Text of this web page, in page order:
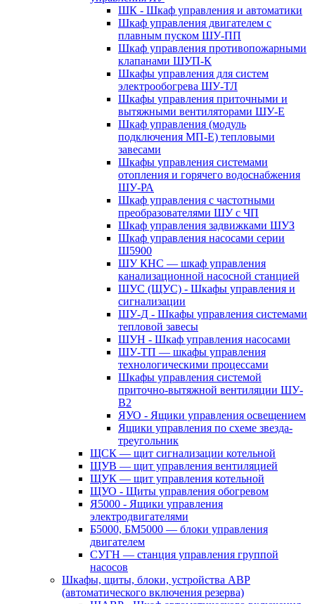
ШК - Шкаф управления и автоматики
Шкаф управления двигателем с
плавным пуском ШУ-ПП
Шкаф управления противопожарными
клапанами ШУП-К
Шкафы управления для систем
электрообогрева ШУ-ТЛ
Шкафы управления приточными и
вытяжными вентиляторами ШУ-Е
Шкаф управления (модуль
подключения МП-Е) тепловыми
завесами
Шкафы управления системами
отопления и горячего водоснабжения
ШУ-РА
Шкаф управления с частотными
преобразователями ШУ с ЧП
Шкаф управления задвижками ШУЗ
Шкаф управления насосами серии
Ш5900
ШУ КНС — шкаф управления
канализационной насосной станцией
ШУС (ЩУС) - Шкафы управления и
сигнализации
ШУ-Д - Шкафы управления системами
тепловой завесы
ШУН - Шкаф управления насосами
ШУ-ТП — шкафы управления
технологическими процессами
Шкафы управления системой
приточно-вытяжной вентиляции ШУ-
В2
ЯУО - Ящики управления освещением
Ящики управления по схеме звезда-
треугольник
ЩСК — щит сигнализации котельной
ЩУВ — щит управления вентиляцией
ЩУК — щит управления котельной
ЩУО - Щиты управления обогревом
Я5000 - Ящики управления
электродвигателями
Б5000, БМ5000 — блоки управления
двигателем
СУГН — станция управления группой
насосов
Шкафы, щиты, блоки, устройства АВР
(автоматического включения резерва)